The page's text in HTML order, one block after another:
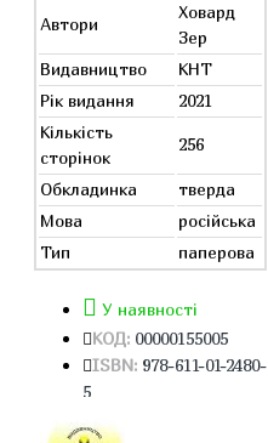
Автори
Ховард
Зер
Видавництво
КНТ
Рік видання
2021
Кількість
сторінок
256
Обкладинка
тверда
Мова
російська
Тип
паперова
У наявності
КОД: 00000155005
ISBN: 978-611-01-2480-
5